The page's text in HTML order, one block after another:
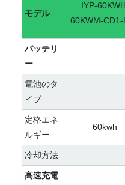
モデル
IYP-
60KWM-CD1-
バッテリ
ー
電池のタ
イプ
定格エネ
ルギー
60kwh
冷却方法
高速充電